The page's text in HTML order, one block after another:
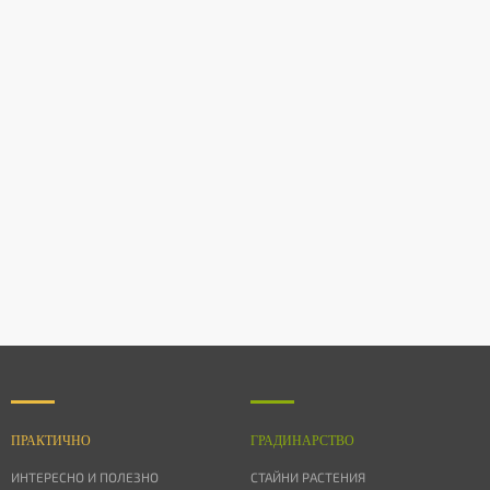
ПРАКТИЧНО
ИНТЕРЕСНО И ПОЛЕЗНО
ГРАДИНАРСТВО
СТАЙНИ РАСТЕНИЯ